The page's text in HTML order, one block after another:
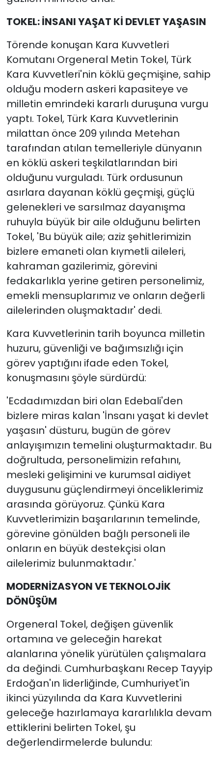
TOKEL: İNSANI YAŞAT Kİ DEVLET YAŞASIN
Törende konuşan Kara Kuvvetleri
Komutanı Orgeneral Metin Tokel, Türk
Kara Kuvvetleri'nin köklü geçmişine, sahip
olduğu modern askeri kapasiteye ve
milletin emrindeki kararlı duruşuna vurgu
yaptı. Tokel, Türk Kara Kuvvetlerinin
milattan önce 209 yılında Metehan
tarafından atılan temelleriyle dünyanın
en köklü askeri teşkilatlarından biri
olduğunu vurguladı. Türk ordusunun
asırlara dayanan köklü geçmişi, güçlü
gelenekleri ve sarsılmaz dayanışma
ruhuyla büyük bir aile olduğunu belirten
Tokel, 'Bu büyük aile; aziz şehitlerimizin
bizlere emaneti olan kıymetli aileleri,
kahraman gazilerimiz, görevini
fedakarlıkla yerine getiren personelimiz,
emekli mensuplarımız ve onların değerli
ailelerinden oluşmaktadır' dedi.
Kara Kuvvetlerinin tarih boyunca milletin
huzuru, güvenliği ve bağımsızlığı için
görev yaptığını ifade eden Tokel,
konuşmasını şöyle sürdürdü:
'Ecdadımızdan biri olan Edebali'den
bizlere miras kalan 'İnsanı yaşat ki devlet
yaşasın' düsturu, bugün de görev
anlayışımızın temelini oluşturmaktadır. Bu
doğrultuda, personelimizin refahını,
mesleki gelişimini ve kurumsal aidiyet
duygusunu güçlendirmeyi önceliklerimiz
arasında görüyoruz. Çünkü Kara
Kuvvetlerimizin başarılarının temelinde,
görevine gönülden bağlı personeli ile
onların en büyük destekçisi olan
ailelerimiz bulunmaktadır.'
MODERNİZASYON VE TEKNOLOJİK
DÖNÜŞÜM
Orgeneral Tokel, değişen güvenlik
ortamına ve geleceğin harekat
alanlarına yönelik yürütülen çalışmalara
da değindi. Cumhurbaşkanı Recep Tayyip
Erdoğan'ın liderliğinde, Cumhuriyet'in
ikinci yüzyılında da Kara Kuvvetlerini
geleceğe hazırlamaya kararlılıkla devam
ettiklerini belirten Tokel, şu
değerlendirmelerde bulundu: